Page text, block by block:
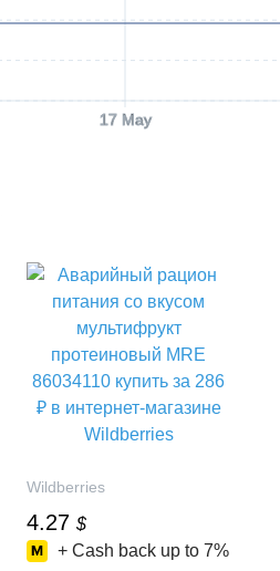
17 May
Wildberries
4.27 $
+ Cash back up to 7%